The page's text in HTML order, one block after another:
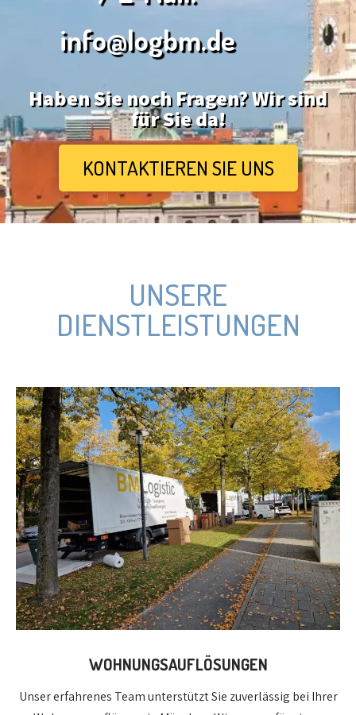
info@logbm.de
Haben Sie noch Fragen? Wir sind
für Sie da!
KONTAKTIEREN SIE UNS
UNSERE
DIENSTLEISTUNGEN
WOHNUNGSAUFLÖSUNGEN
Unser erfahrenes Team unterstützt Sie zuverlässig bei Ihrer